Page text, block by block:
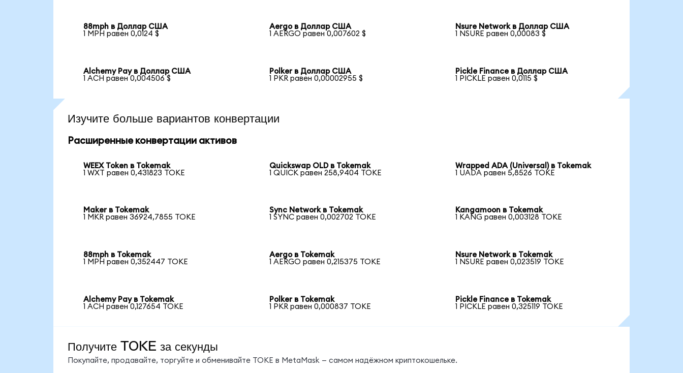
88mph в Доллар США
1 MPH равен 0,0124 $
Aergo в Доллар США
1 AERGO равен 0,007602 $
Nsure Network в Доллар США
1 NSURE равен 0,00083 $
Alchemy Pay в Доллар США
1 ACH равен 0,004506 $
Polker в Доллар США
1 PKR равен 0,00002955 $
Pickle Finance в Доллар США
1 PICKLE равен 0,0115 $
Изучите больше вариантов конвертации
Расширенные конвертации активов
WEEX Token в Tokemak
1 WXT равен 0,431823 TOKE
Quickswap OLD в Tokemak
1 QUICK равен 258,9404 TOKE
Wrapped ADA (Universal) в Tokemak
1 UADA равен 5,8526 TOKE
Maker в Tokemak
1 MKR равен 36924,7855 TOKE
Sync Network в Tokemak
1 SYNC равен 0,002702 TOKE
Kangamoon в Tokemak
1 KANG равен 0,003128 TOKE
88mph в Tokemak
1 MPH равен 0,352447 TOKE
Aergo в Tokemak
1 AERGO равен 0,215375 TOKE
Nsure Network в Tokemak
1 NSURE равен 0,023519 TOKE
Alchemy Pay в Tokemak
1 ACH равен 0,127654 TOKE
Polker в Tokemak
1 PKR равен 0,000837 TOKE
Pickle Finance в Tokemak
1 PICKLE равен 0,325119 TOKE
Получите TOKE за секунды
Покупайте, продавайте, торгуйте и обменивайте TOKE в MetaMask — самом надёжном криптокошельке.